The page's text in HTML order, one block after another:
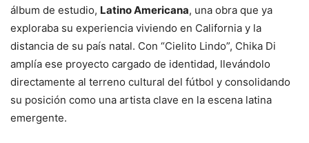
álbum de estudio, Latino Americana, una obra que ya
exploraba su experiencia viviendo en California y la
distancia de su país natal. Con “Cielito Lindo”, Chika Di
amplía ese proyecto cargado de identidad, llevándolo
directamente al terreno cultural del fútbol y consolidando
su posición como una artista clave en la escena latina
emergente.